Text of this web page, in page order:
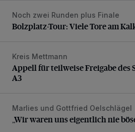
Bolzplatz-Tour: Viele Tore am
Noch zwei Runden plus Finale
Bolzplatz-Tour: Viele Tore am
Appell für teilweise Freigabe des
Kreis Mettmann
Appell für teilweise Freigabe des
A3
„Wir waren uns eigentlich nie böse“
Marlies und Gottfried Oelschlägel
„Wir waren uns eigentlich nie